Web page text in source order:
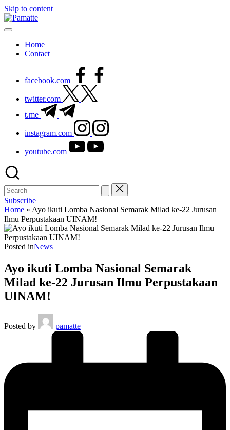
Skip to content
Home
Contact
facebook.com
twitter.com
t.me
instagram.com
youtube.com
Subscribe
Home » Ayo ikuti Lomba Nasional Semarak Milad ke-22 Jurusan
Ilmu Perpustakaan UINAM!
Posted inNews
Ayo ikuti Lomba Nasional Semarak
Milad ke-22 Jurusan Ilmu Perpustakaan
UINAM!
Posted by pamatte